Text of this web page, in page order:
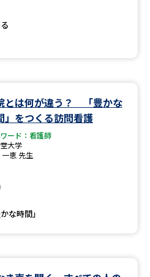
とは何が違う？ 「豊かな
」をつくる訪問看護
ード：看護師
大学
恵 先生
な時間」